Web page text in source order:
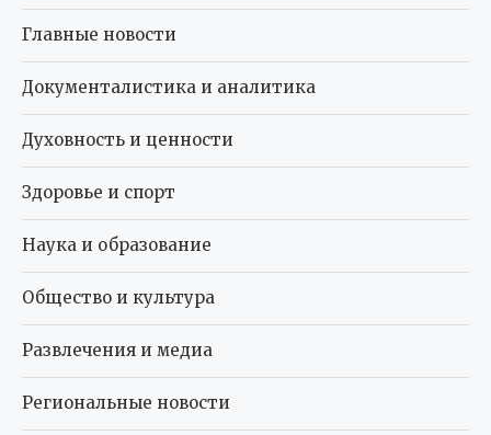
Главные новости
Документалистика и аналитика
Духовность и ценности
Здоровье и спорт
Наука и образование
Общество и культура
Развлечения и медиа
Региональные новости